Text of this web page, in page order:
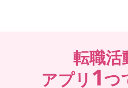
転職活
アプリ 1つ